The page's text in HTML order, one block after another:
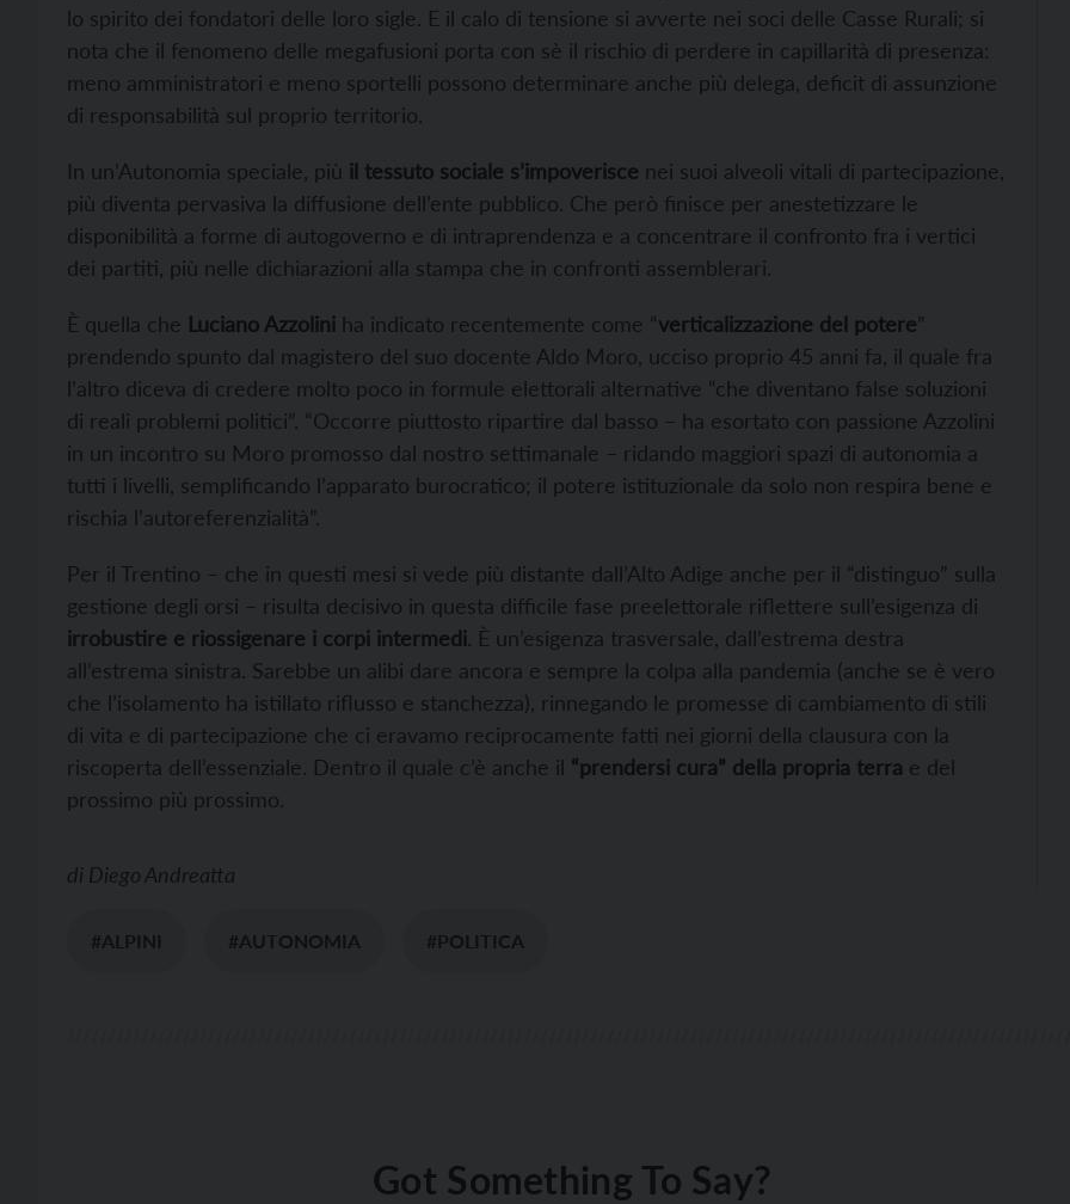
lo spirito dei fondatori delle loro sigle. E il calo di tensione si avverte nei soci delle Casse Rurali; si
nota che il fenomeno delle megafusioni porta con sè il rischio di perdere in capillarità di presenza:
meno amministratori e meno sportelli possono determinare anche più delega, deficit di assunzione
di responsabilità sul proprio territorio.
In un’Autonomia speciale, più il tessuto sociale s’impoverisce nei suoi alveoli vitali di partecipazione,
più diventa pervasiva la diffusione dell’ente pubblico. Che però finisce per anestetizzare le
disponibilità a forme di autogoverno e di intraprendenza e a concentrare il confronto fra i vertici
dei partiti, più nelle dichiarazioni alla stampa che in confronti assemblerari.
È quella che Luciano Azzolini ha indicato recentemente come “verticalizzazione del potere”
prendendo spunto dal magistero del suo docente Aldo Moro, ucciso proprio 45 anni fa, il quale fra
l’altro diceva di credere molto poco in formule elettorali alternative “che diventano false soluzioni
di reali problemi politici”. “Occorre piuttosto ripartire dal basso – ha esortato con passione Azzolini
in un incontro su Moro promosso dal nostro settimanale – ridando maggiori spazi di autonomia a
tutti i livelli, semplificando l’apparato burocratico; il potere istituzionale da solo non respira bene e
rischia l’autoreferenzialità”.
Per il Trentino – che in questi mesi si vede più distante dall’Alto Adige anche per il “distinguo” sulla
gestione degli orsi – risulta decisivo in questa difficile fase preelettorale riflettere sull’esigenza di
irrobustire e riossigenare i corpi intermedi. È un’esigenza trasversale, dall’estrema destra
all’estrema sinistra. Sarebbe un alibi dare ancora e sempre la colpa alla pandemia (anche se è vero
che l’isolamento ha istillato riflusso e stanchezza), rinnegando le promesse di cambiamento di stili
di vita e di partecipazione che ci eravamo reciprocamente fatti nei giorni della clausura con la
riscoperta dell’essenziale. Dentro il quale c’è anche il “prendersi cura” della propria terra e del
prossimo più prossimo.
di Diego Andreatta
#ALPINI #AUTONOMIA #POLITICA
Got Something To Say?